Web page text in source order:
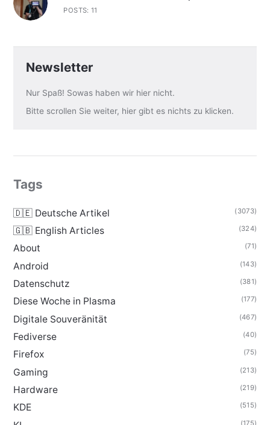
POSTS: 11
Newsletter
Nur Spaß! Sowas haben wir hier nicht.
Bitte scrollen Sie weiter, hier gibt es nichts zu klicken.
Tags
🇩🇪 Deutsche Artikel (3073)
🇬🇧 English Articles (324)
About (71)
Android (143)
Datenschutz (381)
Diese Woche in Plasma (177)
Digitale Souveränität (467)
Fediverse (40)
Firefox (75)
Gaming (213)
Hardware (219)
KDE (515)
(175)